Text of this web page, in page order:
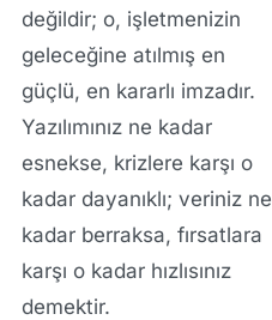
değildir; o, işletmenizin
geleceğine atılmış en
güçlü, en kararlı imzadır.
Yazılımınız ne kadar
esnekse, krizlere karşı o
kadar dayanıklı; veriniz ne
kadar berraksa, fırsatlara
karşı o kadar hızlısınız
demektir.